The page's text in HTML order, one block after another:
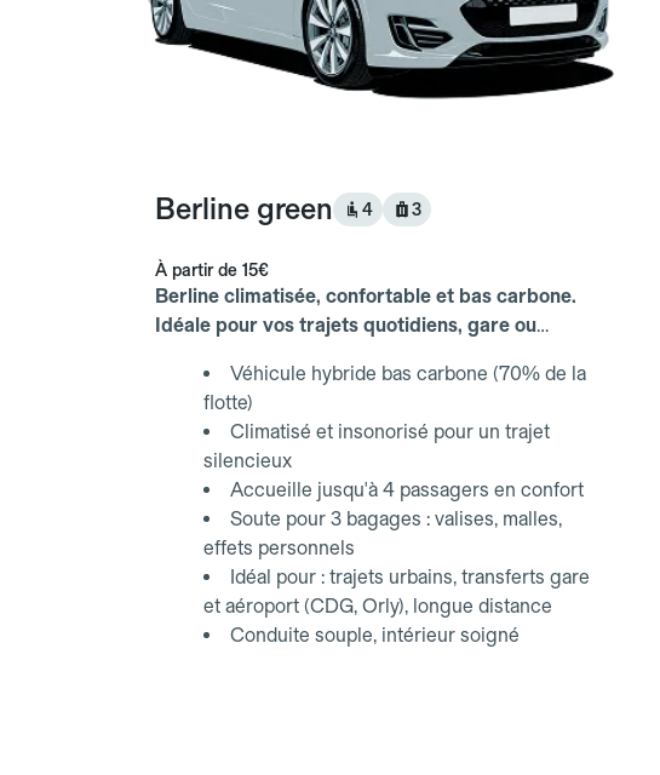
Berline green 4 3
À partir de 15€
Berline climatisée, confortable et bas carbone.
Idéale pour vos trajets quotidiens, gare ou
Véhicule hybride bas carbone (70% de la
flotte)
Climatisé et insonorisé pour un trajet
silencieux
Accueille jusqu'à 4 passagers en confort
Soute pour 3 bagages : valises, malles,
effets personnels
Idéal pour : trajets urbains, transferts gare
et aéroport (CDG, Orly), longue distance
Conduite souple, intérieur soigné